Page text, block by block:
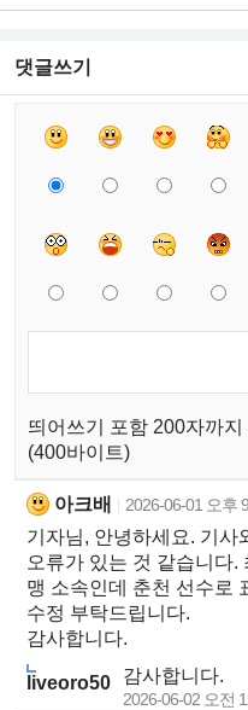
댓글쓰기
띄어쓰기 포함 200자까
(400바이트)
아크배 2026-06-01 오후
기자님, 안녕하세요. 기사
오류가 있는 것 같습니다.
맹 소속인데 춘천 선수로
수정 부탁드립니다.
감사합니다.
liveoro50 감사합니다.
2026-06-02 오전